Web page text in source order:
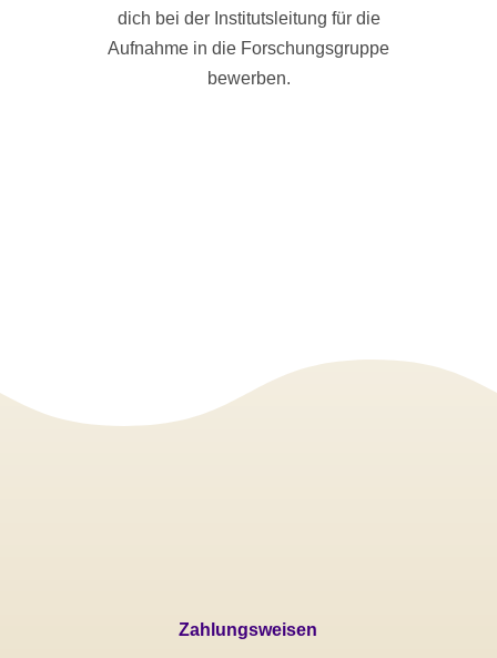
dich bei der Institutsleitung für die
Aufnahme in die Forschungsgruppe
bewerben.
Zahlungsweisen